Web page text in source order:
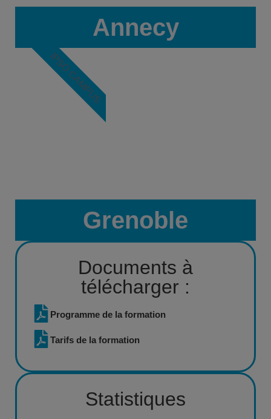
Annecy
Grenoble
IPSO CAMPUS
Documents à
télécharger :
Programme de la formation
Tarifs de la formation
Statistiques